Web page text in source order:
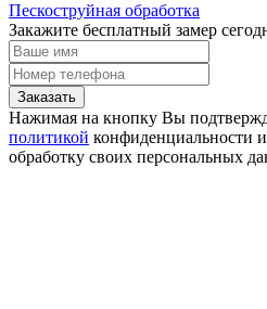
Пескоструйная обработка
Закажите бесплатный замер
Нажимая на кнопку Вы
политикой конфиденциальности и
обработку своих персональных